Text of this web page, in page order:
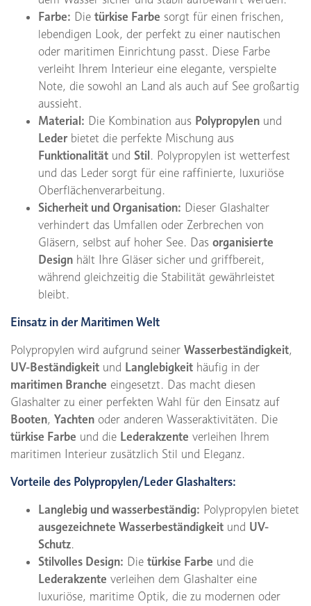
Farbe: Die türkise Farbe sorgt für einen frischen,
lebendigen Look, der perfekt zu einer nautischen
oder maritimen Einrichtung passt. Diese Farbe
verleiht Ihrem Interieur eine elegante, verspielte
Note, die sowohl an Land als auch auf See großartig
aussieht.
Material: Die Kombination aus Polypropylen und
Lederbietet die perfekte Mischung aus
Funktionalität und Stil . Polypropylen ist wetterfest
und das Leder sorgt für eine raffinierte, luxuriöse
Oberflächenverarbeitung.
Sicherheit und Organisation: Dieser Glashalter
verhindert das Umfallen oder Zerbrechen von
Gläsern, selbst auf hoher See. Das organisierte
Design hält Ihre Gläser sicher und griffbereit,
während gleichzeitig die Stabilität gewährleistet
bleibt.
Einsatz in der Maritimen Welt
Polypropylen wird aufgrund seiner Wasserbeständigkeit,
UV-Beständigkeit und Langlebigkeit häufig in der
maritimen Branche eingesetzt. Das macht diesen
Glashalter zu einer perfekten Wahl für den Einsatz auf
Booten, Yachten oder anderen Wasseraktivitäten. Die
türkise Farbe und die Lederakzente verleihen Ihrem
maritimen Interieur zusätzlich Stil und Eleganz.
Vorteile des Polypropylen/Leder Glashalters:
Langlebig und wasserbeständig: Polypropylen bietet
ausgezeichnete Wasserbeständigkeit und UV-
Schutz.
Stilvolles Design: Die türkise Farbe und die
Lederakzente verleihen dem Glashalter eine
luxuriöse, maritime Optik, die zu modernen oder